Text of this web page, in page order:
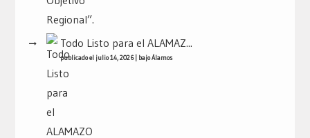
Todo Listo para el ALAMAZ...
publicado el julio 14, 2026| bajoÁlamos